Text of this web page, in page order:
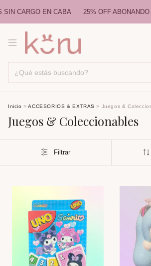
EN CABA 25% OFF ABONANDO
Inicio > ACCESORIOS & EXTRAS > Juegos &
Juegos & Coleccionables
Filtrar